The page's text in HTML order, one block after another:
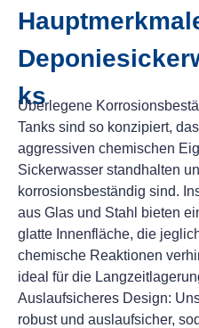
ks
Überlegene
Tanks sind so konzipiert,
aggressiven chemischen
Sickerwasser standhalten
korrosionsbeständig sind.
aus Glas und Stahl bieten
glatte Innenfläche, die
chemische Reaktionen
ideal für die
Auslaufsicheres Design:
robust und auslaufsicher,